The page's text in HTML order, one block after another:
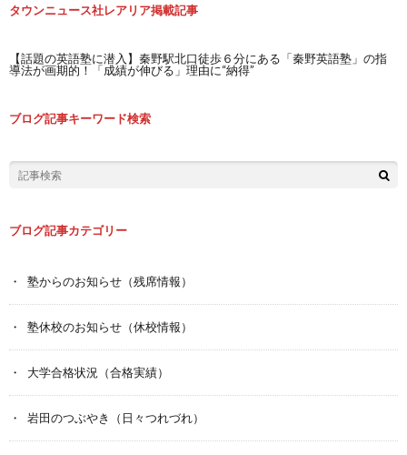
タウンニュース社レアリア掲載記事
【話題の英語塾に潜入】秦野駅北口徒歩６分にある「秦野英語塾」の指
導法が画期的！「成績が伸びる」理由に“納得”
ブログ記事キーワード検索
ブログ記事カテゴリー
塾からのお知らせ（残席情報）
塾休校のお知らせ（休校情報）
大学合格状況（合格実績）
岩田のつぶやき（日々つれづれ）